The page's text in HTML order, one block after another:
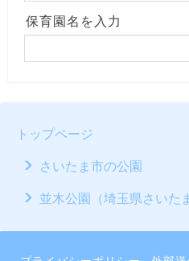
保育園名を入力
トップページ
さいたま市の公園
並木公園（埼玉県さいた